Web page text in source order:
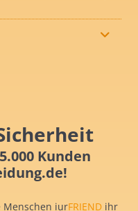
Kunden
Menschen iurFRIEND ihr